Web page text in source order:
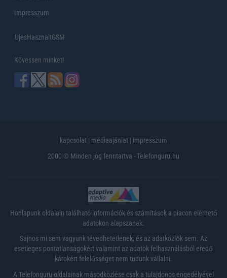
Impresszum
UjesHasznaltGSM
Kövessen minket!
kapcsolat | médiaajánlat | impresszum
2000 © Minden jog fenntartva - Telefonguru.hu
Honlapunk oldalain található információk és számítások a piacon elérhető
adatokon alapszanak.
Sajnos mi sem vagyunk tévedhetetlenek, és az adatközlők sem. Az
esetleges pontatlanságokért valamint az adatok felhasználásból eredő
károkért felelősséget nem tudunk vállalni.
A Telefonguru oldalainak másodközlése csak a tulajdonos engedélyével